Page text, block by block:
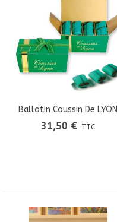
Ballotin Coussin De LYON
31,50 € TTC